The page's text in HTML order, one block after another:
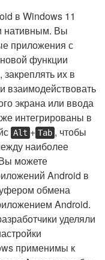
в Windows 11
нативным. Вы
приложения с
функции
их в
взаимодействовать
экрана или ввода
интегрированы в
Alt + Tab , чтобы
наиболее
можете
Android в
обмена
Android.
уделяли
применимы к